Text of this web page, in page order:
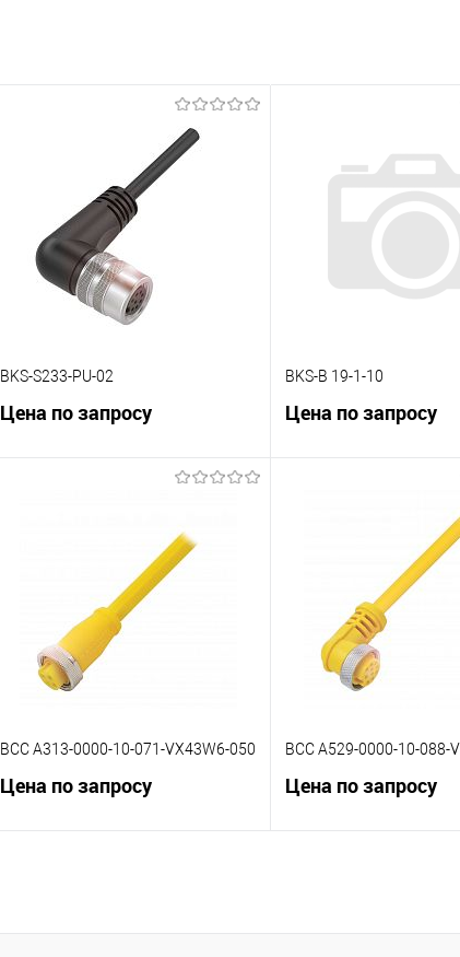
BKS-S233-PU-02
Цена по запросу
В корзину
Под заказ
BKS-B 19-1-10
Цена по запросу
В
В избранное
BCC A313-0000-10-071-VX43W6-050
Цена по запросу
BCC A529-0000-10-088-
Цена по запросу